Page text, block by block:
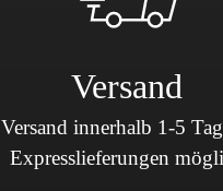
Versand
Versand innerhalb 1-5
Expresslieferungen